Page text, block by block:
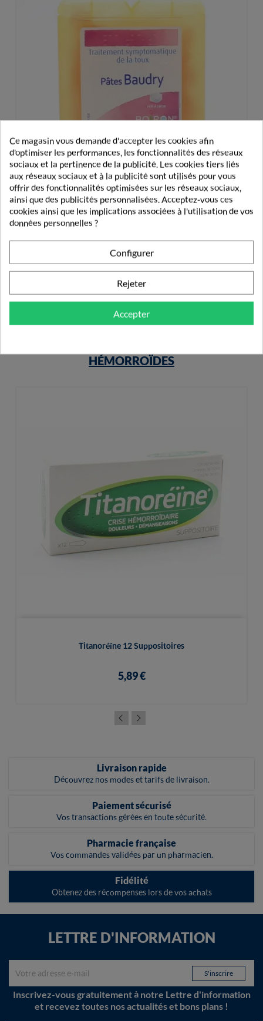
Boiron Baudry Pâtes À Sucer
8,08 €
HÉMORROÏDES
Titanoréïne 12 Suppositoires
5,89 €
Livraison rapide
Découvrez nos modes et tarifs de livraison.
Paiement sécurisé
Vos transactions gérées en toute sécurité.
Pharmacie française
Vos commandes validées par un pharmacien.
Fidélité
Obtenez des récompenses lors de vos achats
LETTRE D'INFORMATION
Inscrivez-vous gratuitement à notre Lettre d'information
et recevez toutes nos actualités et bons plans !
Ce magasin vous demande d'accepter les cookies afin
d'optimiser les performances, les fonctionnalités des réseaux
sociaux et la pertinence de la publicité. Les cookies tiers liés
aux réseaux sociaux et à la publicité sont utilisés pour vous
offrir des fonctionnalités optimisées sur les réseaux sociaux,
ainsi que des publicités personnalisées. Acceptez-vous ces
cookies ainsi que les implications associées à l'utilisation de vos
données personnelles ?
Configurer
Rejeter
Accepter